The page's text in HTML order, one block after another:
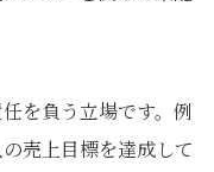
を負う立場です。例
売上目標を達成して